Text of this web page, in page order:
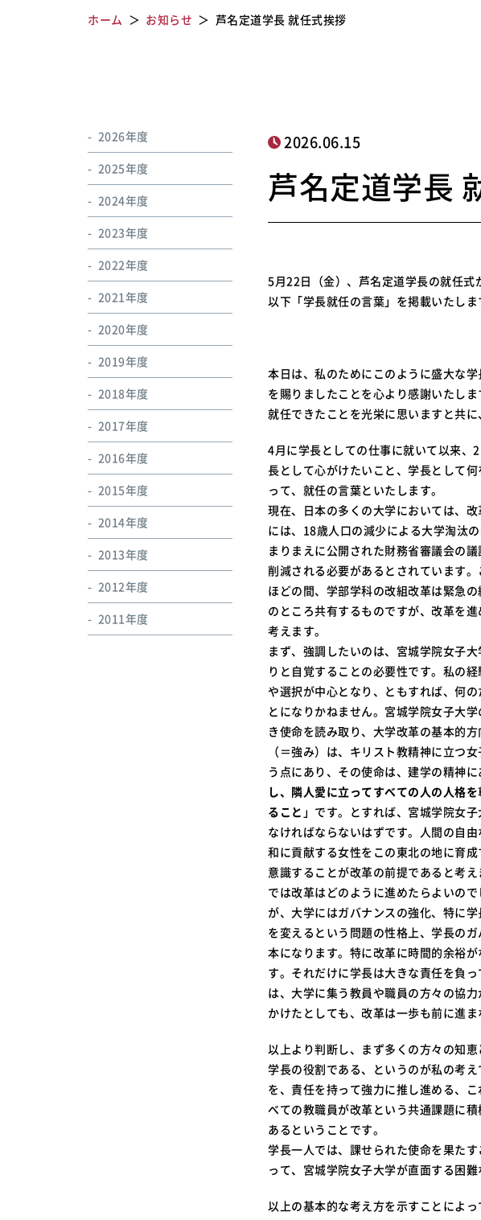
ホーム お知らせ 芦名定道学長 就任式挨拶
2026.06.15
芦名定道学長
5月22日（金）、芦名定道学長の就任式
以下「学長就任の言葉」を掲載いたしま
本日は、私のためにこのように盛大な
を賜りましたことを心より感謝いたし
就任できたことを光栄に思いますと共
4月に学長としての仕事に就いて以来、
長として心がけたいこと、学長として
って、就任の言葉といたします。
現在、日本の多くの大学においては、
には、18歳人口の減少による大学淘汰
まりまえに公開された財務省審議会の
削減される必要があるとされています
ほどの間、学部学科の改組改革は緊急
のところ共有するものですが、改革を
考えます。
まず、強調したいのは、宮城学院女子
りと自覚することの必要性です。私の
や選択が中心となり、ともすれば、何
とになりかねません。宮城学院女子大
き使命を読み取り、大学改革の基本的
（＝強み）は、キリスト教精神に立つ
う点にあり、その使命は、建学の精神
し、隣人愛に立ってすべての人の人格
ること 」です。とすれば、宮城学院女
なければならないはずです。人間の自
和に貢献する女性をこの東北の地に育
意識することが改革の前提であると考え
では改革はどのように進めたらよいの
が、大学にはガバナンスの強化、特に
を変えるという問題の性格上、学長の
本になります。特に改革に時間的余裕
す。それだけに学長は大きな責任を負
は、大学に集う教員や職員の方々の協
かけたとしても、改革は一歩も前に進
以上より判断し、まず多くの方々の知
学長の役割である、というのが私の考
を、責任を持って強力に推し進める、
べての教職員が改革という共通課題に
あるということです。
学長一人では、課せられた使命を果た
って、宮城学院女子大学が直面する困
以上の基本的な考え方を示すことによ
2026年度
2025年度
2024年度
2023年度
2022年度
2021年度
2020年度
2019年度
2018年度
2017年度
2016年度
2015年度
2014年度
2013年度
2012年度
2011年度